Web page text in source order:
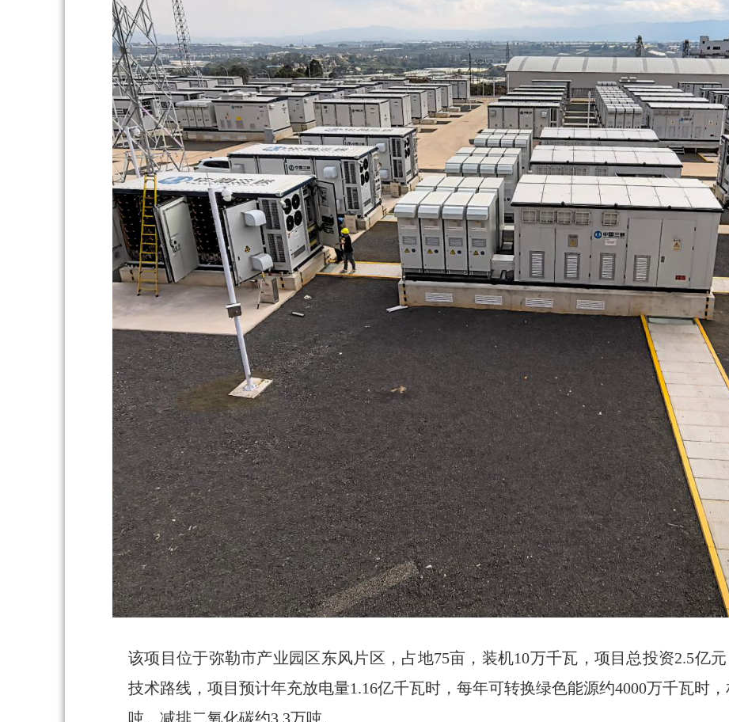
该项目位于弥勒市产业园区东风片区，占地75亩，装机10万千瓦，项目总投资2.5亿
技术路线，项目预计年充放电量1.16亿千瓦时，每年可转换绿色能源约4000万千瓦时
吨、减排二氧化碳约3.3万吨。